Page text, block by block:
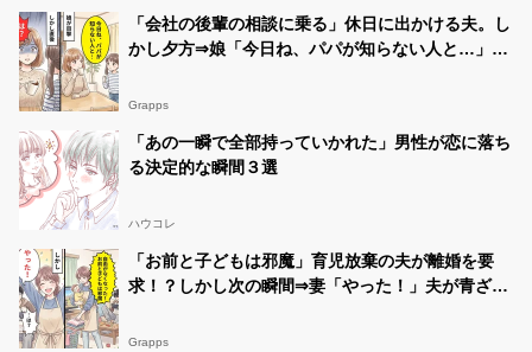
「会社の後輩の相談に乗る」休日に出かける夫。し
かし夕方⇒娘「今日ね、パパが知らない人と…」妻
Grapps
「あの一瞬で全部持っていかれた」男性が恋に落ち
る決定的な瞬間３選
ハウコレ
「お前と子どもは邪魔」育児放棄の夫が離婚を要
求！？しかし次の瞬間⇒妻「やった！」夫が青ざめ
Grapps